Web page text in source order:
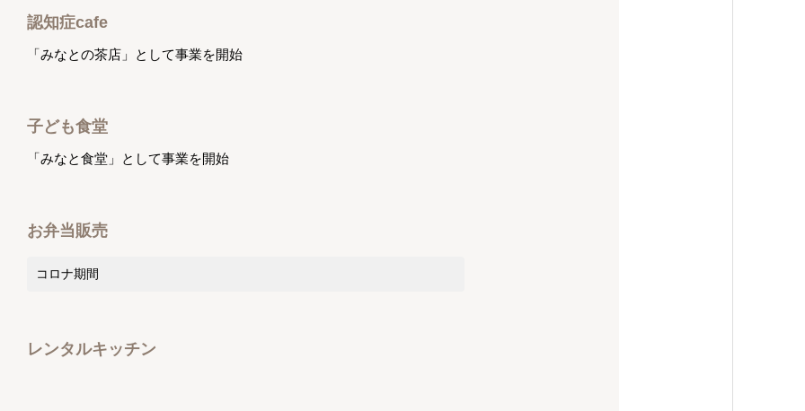
認知症cafe
「みなとの茶店」として事業を開始
子ども食堂
「みなと食堂」として事業を開始
お弁当販売
コロナ期間
レンタルキッチン